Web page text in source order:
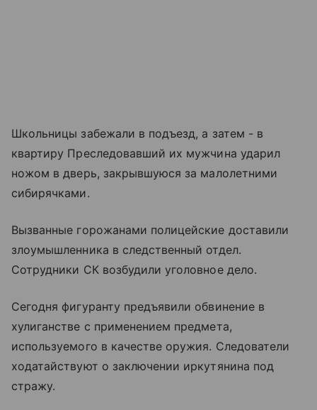
Школьницы забежали в подъезд, а затем - в
квартиру Преследовавший их мужчина ударил
ножом в дверь, закрывшуюся за малолетними
сибирячками.
Вызванные горожанами полицейские доставили
злоумышленника в следственный отдел.
Сотрудники СК возбудили уголовное дело.
Сегодня фигуранту предъявили обвинение в
хулиганстве с применением предмета,
используемого в качестве оружия. Следователи
ходатайствуют о заключении иркутянина под
стражу.